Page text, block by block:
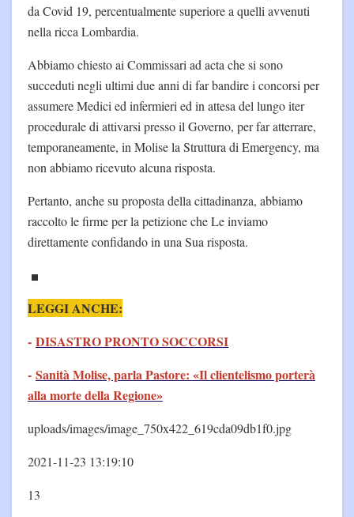
da Covid 19, percentualmente superiore a quelli avvenuti
nella ricca Lombardia.
Abbiamo chiesto ai Commissari ad acta che si sono
succeduti negli ultimi due anni di far bandire i concorsi per
assumere Medici ed infermieri ed in attesa del lungo iter
procedurale di attivarsi presso il Governo, per far atterrare,
temporaneamente, in Molise la Struttura di Emergency, ma
non abbiamo ricevuto alcuna risposta.
Pertanto, anche su proposta della cittadinanza, abbiamo
raccolto le firme per la petizione che Le inviamo
direttamente confidando in una Sua risposta.
LEGGI ANCHE:
- DISASTRO PRONTO SOCCORSI
- Sanità Molise, parla Pastore: «Il clientelismo porterà
alla morte della Regione»
uploads/images/image_750x422_619cda09db1f0.jpg
2021-11-23 13:19:10
13